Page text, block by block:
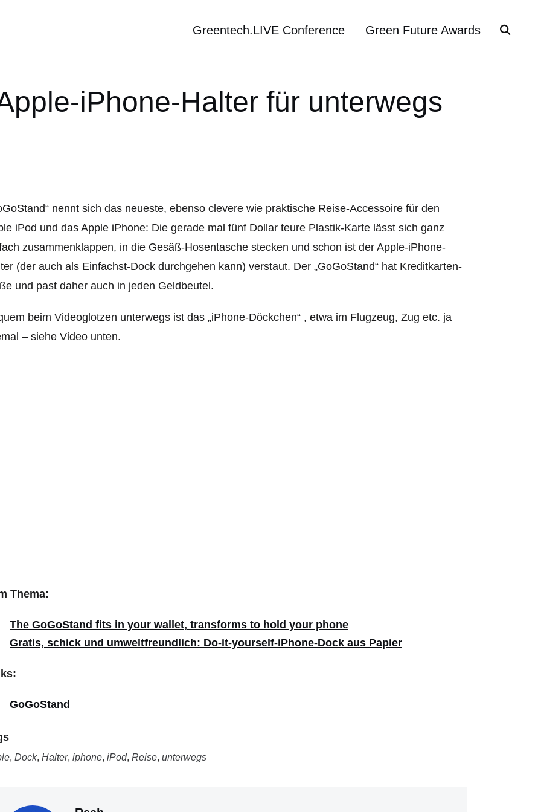
Greentech.LIVE Conference Green Future Awards
iPhone-Halter für unterwegs
nennt sich das neueste, ebenso clevere wie praktische Reise-Accessoire für den
iPod und das Apple iPhone: Die gerade mal fünf Dollar teure Plastik-Karte lässt sich ganz
zusammenklappen, in die Gesäß-Hosentasche stecken und schon ist der Apple-iPhone-
(der auch als Einfachst-Dock durchgehen kann) verstaut. Der „GoGoStand“ hat Kreditkarten-
und past daher auch in jeden Geldbeutel.
beim Videoglotzen unterwegs ist das „iPhone-Döckchen“ , etwa im Flugzeug, Zug etc. ja
– siehe Video unten.
Thema:
The GoGoStand fits in your wallet, transforms to hold your phone
Gratis, schick und umweltfreundlich: Do-it-yourself-iPhone-Dock aus Papier
GoGoStand
, Dock, Halter, iphone, iPod, Reise, unterwegs